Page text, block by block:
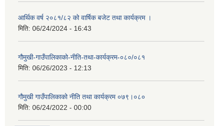
आर्थिक वर्ष २०८१/८२ को वार्षिक बजेट तथा कार्यक्रम ।
मिति: 06/24/2024 - 16:43
गौमुखी-गाउँपालिकाको-नीति-तथा-कार्यक्रम-०८०/०८१
मिति: 06/26/2023 - 12:13
गौमुखी गाउँपालिकाको नीति तथा कार्यक्रम ०७९।०८०
मिति: 06/24/2022 - 00:00